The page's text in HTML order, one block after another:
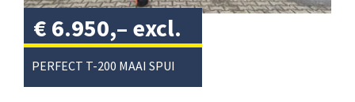
€ 6.950,– excl.
btw/